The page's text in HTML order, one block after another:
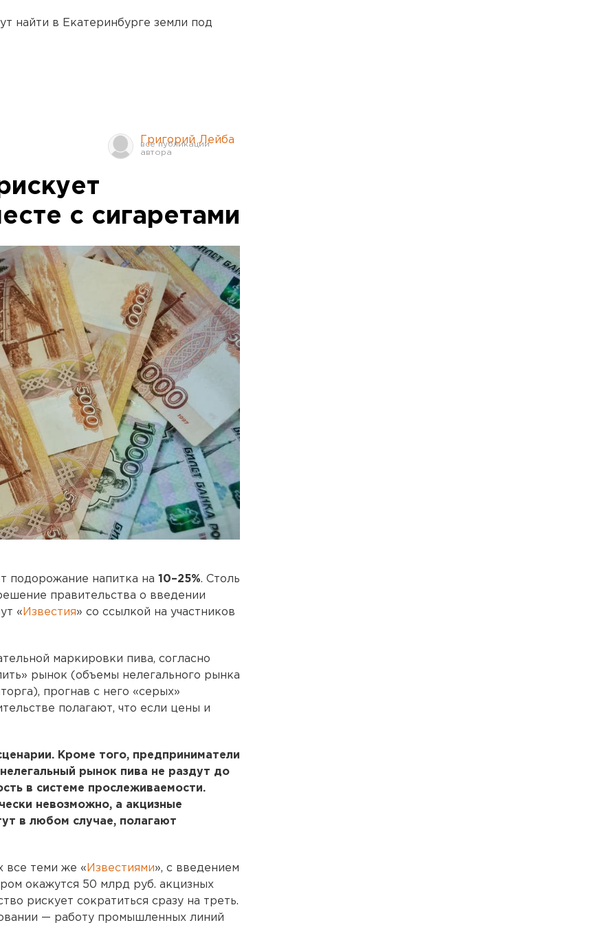
найти в Екатеринбурге земли под
Григорий Лейба
с сигаретами
подорожание напитка на 10–25%. Столь
правительства о введении
« Известия» со ссылкой на участников
маркировки пива, согласно
рынок (объемы нелегального рынка
прогнав с него «серых»
полагают, что если цены и
Кроме того, предприниматели
рынок пива не раздут до
в системе прослеживаемости.
невозможно, а акцизные
в любом случае, полагают
все теми же « Известиями», с введением
окажутся 50 млрд руб. акцизных
рискует сократиться сразу на треть.
— работу промышленных линий